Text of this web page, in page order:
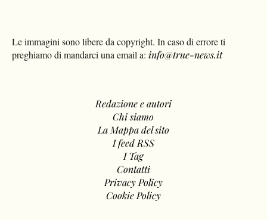
Le immagini sono libere da copyright. In caso di errore ti
preghiamo di mandarci una email a: info@true-news.it
Redazione e autori
Chi siamo
La Mappa del sito
I feed RSS
I Tag
Contatti
Privacy Policy
Cookie Policy